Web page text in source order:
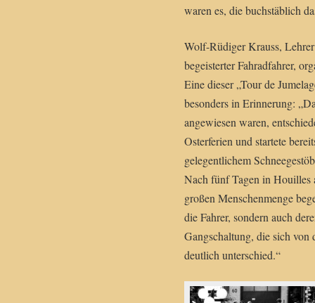
waren es, die buchstäblich
Wolf-Rüdiger Krauss,
begeisterter Fahradfahrer,
Eine dieser „Tour de
besonders in Erinnerung:
angewiesen waren,
Osterferien und startete
gelegentlichem
Nach fünf Tagen in Houilles
großen Menschenmenge
die Fahrer, sondern auch
Gangschaltung, die sich von
deutlich unterschied.“